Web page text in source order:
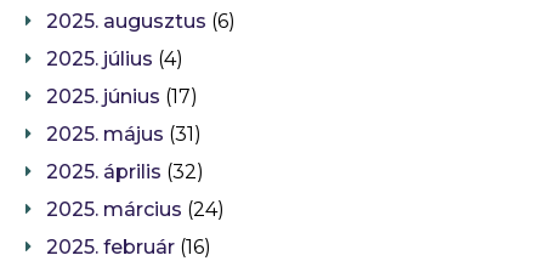
2025. augusztus (6)
2025. július (4)
2025. június (17)
2025. május (31)
2025. április (32)
2025. március (24)
2025. február (16)